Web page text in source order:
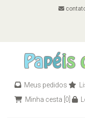
Meus pedidos
Minha cesta [0]